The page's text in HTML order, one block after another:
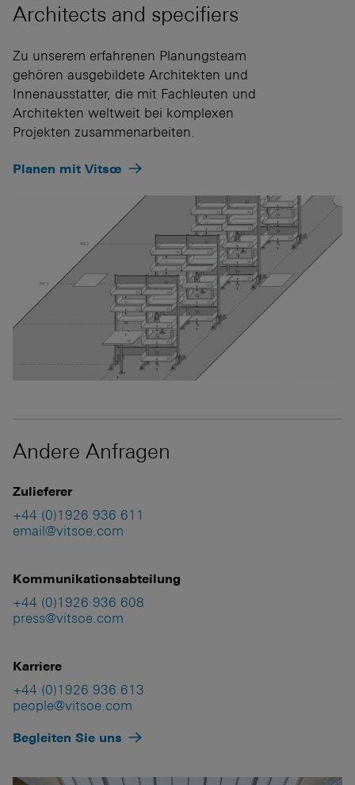
Architects and specifiers
Zu unserem erfahrenen Planungsteam
gehören ausgebildete Architekten und
Innenausstatter, die mit Fachleuten und
Architekten weltweit bei komplexen
Projekten zusammenarbeiten.
Planen mit Vitsœ
Andere Anfragen
Zulieferer
+44 (0)1926 936 611
email@vitsoe.com
Kommunikationsabteilung
+44 (0)1926 936 608
press@vitsoe.com
Karriere
+44 (0)1926 936 613
people@vitsoe.com
Begleiten Sie uns